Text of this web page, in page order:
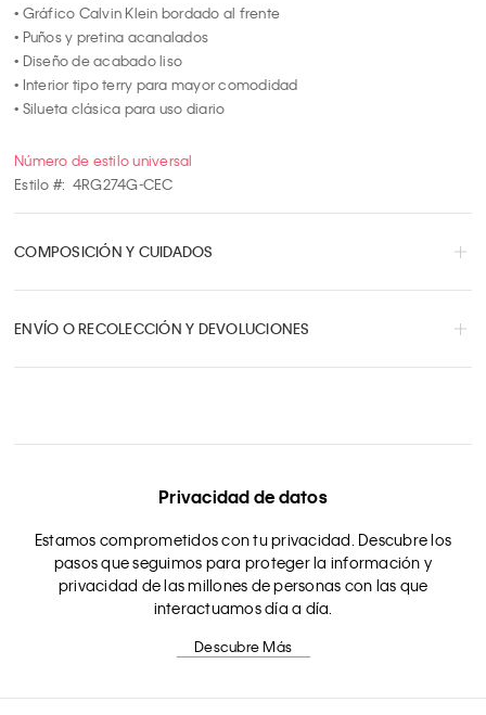
• Gráfico Calvin Klein bordado al frente
• Puños y pretina acanalados
• Diseño de acabado liso
• Interior tipo terry para mayor comodidad
• Silueta clásica para uso diario
Número de estilo universal
Estilo #: 4RG274G-CEC
COMPOSICIÓN Y CUIDADOS
ENVÍO O RECOLECCIÓN Y DEVOLUCIONES
Privacidad de datos
Estamos comprometidos con tu privacidad. Descubre los
pasos que seguimos para proteger la información y
privacidad de las millones de personas con las que
interactuamos día a día.
Descubre Más